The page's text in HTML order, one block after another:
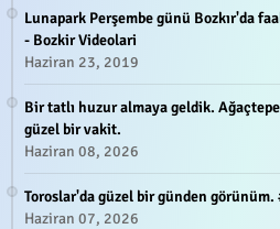
Lunapark Perşembe günü Bozkır'da
- Bozkir Videolari
Haziran 23, 2019
Bir tatlı huzur almaya geldik.
güzel bir vakit.
Haziran 08, 2026
Toroslar'da güzel bir günden
Haziran 07, 2026